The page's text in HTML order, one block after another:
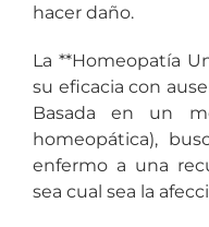
hacer daño.
La **Homeopatía
su eficacia con
Basada en un
homeopática),
enfermo a una
sea cual sea la